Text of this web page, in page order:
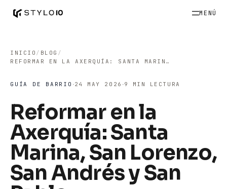
MENÚ
INICIO / BLOG /
REFORMAR EN LA AXERQUÍA: SANTA MARINA, SAN LORENZO, SAN ANDRÉS Y SAN PABLO
GUÍA DE BARRIO ·24 MAY 2026 ·9 MIN LECTURA
Reformar en la
Axerquía: Santa
Marina, San Lorenzo,
San Andrés y San